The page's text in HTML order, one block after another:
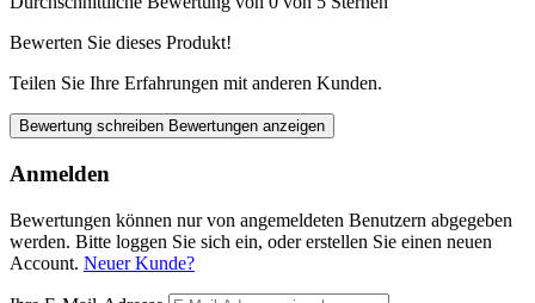
Bewerten Sie dieses Produkt!
Teilen Sie Ihre Erfahrungen mit anderen Kunden.
Bewertung schreiben Bewertungen anzeigen
Anmelden
Bewertungen können nur von angemeldeten Benutzern abgegeben
werden. Bitte loggen Sie sich ein, oder erstellen Sie einen neuen
Account. Neuer Kunde?